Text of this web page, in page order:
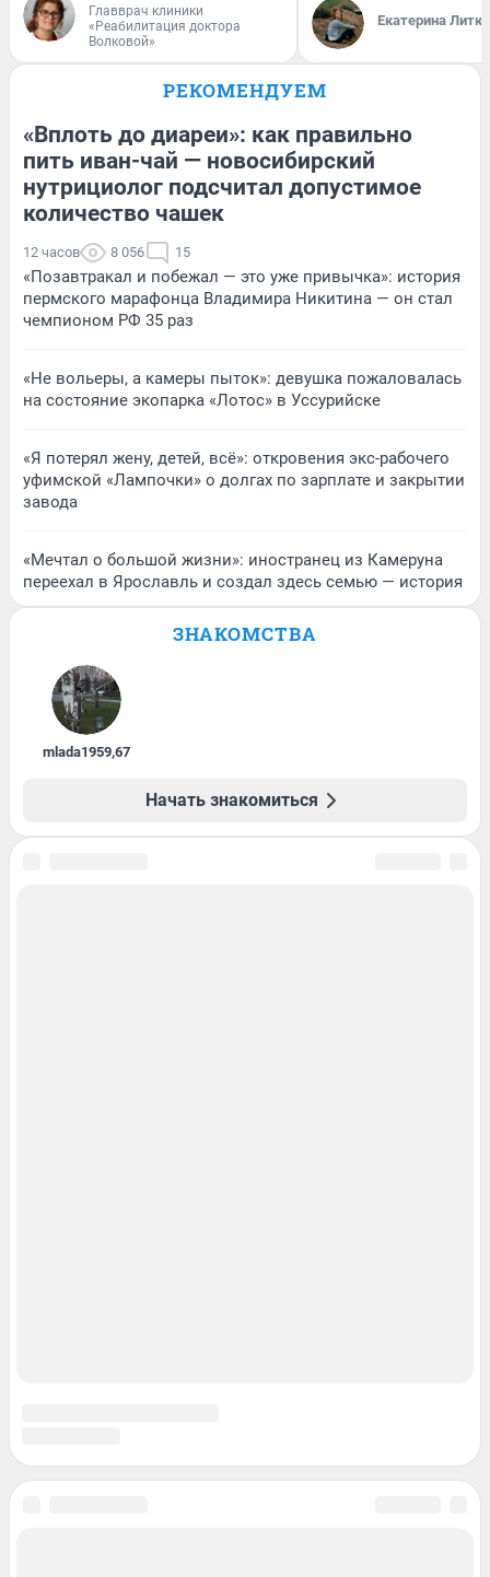
Главврач клиники
«Реабилитация доктора
Волковой»
Екатерина
РЕКОМЕНДУЕМ
«Вплоть до диареи»: как правильно
пить иван-чай — новосибирский
нутрициолог подсчитал допустимое
количество чашек
12 часов 8 056 15
«Позавтракал и побежал — это уже привычка»: история
пермского марафонца Владимира Никитина — он стал
чемпионом РФ 35 раз
«Не вольеры, а камеры пыток»: девушка пожаловалась
на состояние экопарка «Лотос» в Уссурийске
«Я потерял жену, детей, всё»: откровения экс-рабочего
уфимской «Лампочки» о долгах по зарплате и закрытии
завода
«Мечтал о большой жизни»: иностранец из Камеруна
переехал в Ярославль и создал здесь семью — история
ЗНАКОМСТВА
mlada1959,67
Начать знакомиться